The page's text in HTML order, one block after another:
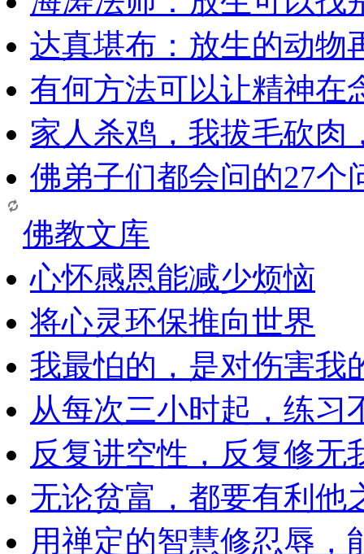
达真堪布：放生的动物
有何方法可以让精神在
家人杀鸡，我拔毛砍肉
佛弟子们都会问的27个
佛教文库
心怀感恩能减少烦恼
将心灵环保推向世界
我最怕的，是对伤害我
从每次三小时起，练习
反复讲空性，反复修无
无论贫富，都要有利他
用禅定的智慧修忍辱，